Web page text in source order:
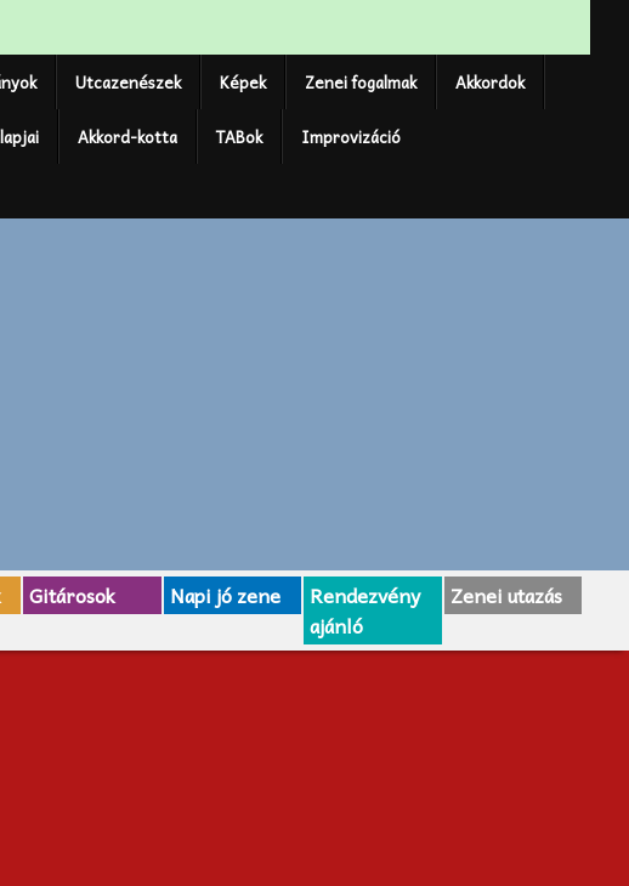
Utcazenészek Képek Zenei fogalmak Akkordok
Akkord-kotta TABok Improvizáció
Gitárosok Napi jó zene
Rendezvény
ajánló
Zenei utazás